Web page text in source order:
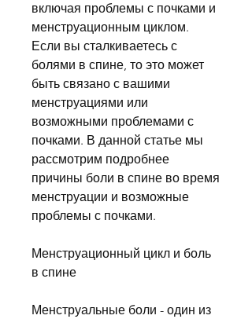
включая проблемы с почками и
менструационным циклом.
Если вы сталкиваетесь с
болями в спине, то это может
быть связано с вашими
менструациями или
возможными проблемами с
почками. В данной статье мы
рассмотрим подробнее
причины боли в спине во время
менструации и возможные
проблемы с почками.
Менструационный цикл и боль
в спине
Менструальные боли - один из